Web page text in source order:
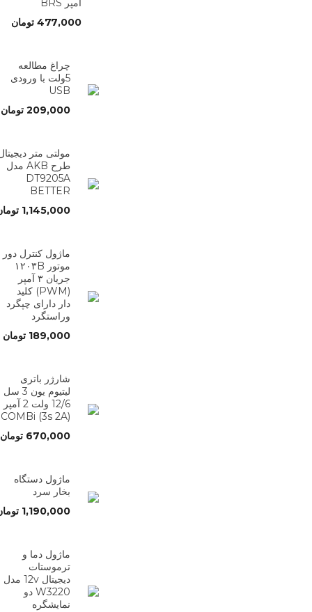
آمپر BRS
477,000 تومان
چراغ مطالعه
5ولت با ورودی
USB
209,000 تومان
مولتی متر
طرح AKB مدل
DT9205A
BETTER
1,145,000
ماژول کنترل دور
موتور ۱۲۰۳B
جریان ۳ آمپر
(PWM) کلید
دار دارای چپگرد
وراستگرد
189,000 تومان
شارژر باتری
لیتیوم یون 3 سل
12/6 ولت 2 آمپر
(3s 2A) COMBi
670,000 تومان
ماژول دستگاه
بخار سرد
1,190,000
ماژول دما و
ترموستات
دیجیتال 12v مدل
W3220 دو
نمایشگره